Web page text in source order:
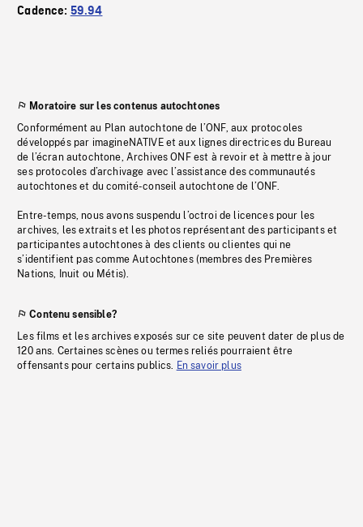
Cadence: 59.94
Moratoire sur les contenus autochtones
Conformément au Plan autochtone de l’ONF, aux protocoles
développés par imagineNATIVE et aux lignes directrices du Bureau
de l’écran autochtone, Archives ONF est à revoir et à mettre à jour
ses protocoles d’archivage avec l’assistance des communautés
autochtones et du comité-conseil autochtone de l’ONF.
Entre-temps, nous avons suspendu l’octroi de licences pour les
archives, les extraits et les photos représentant des participants et
participantes autochtones à des clients ou clientes qui ne
s’identifient pas comme Autochtones (membres des Premières
Nations, Inuit ou Métis).
Contenu sensible?
Les films et les archives exposés sur ce site peuvent dater de plus de
120 ans. Certaines scènes ou termes reliés pourraient être
offensants pour certains publics. En savoir plus